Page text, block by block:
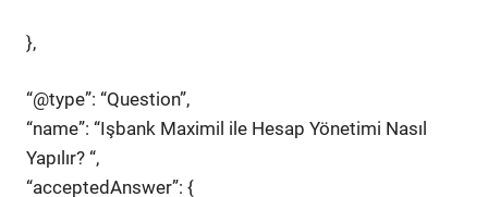
},
“@type”: “Question”,
“name”: “Işbank Maximil ile Hesap Yönetimi Nasıl
Yapılır? “,
“acceptedAnswer”: {